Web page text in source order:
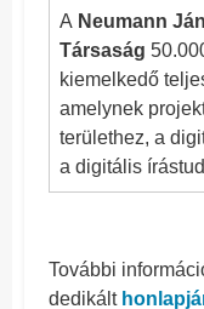
A Neumann
Társaság
kiemelkedő
amelynek
területhez, a
a digitális
További
dedikált